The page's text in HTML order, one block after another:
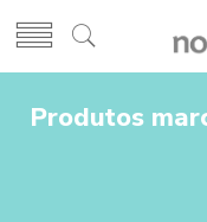
Produtos